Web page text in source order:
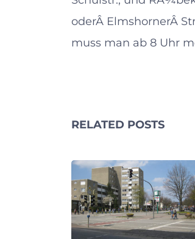
oderÂ ElmshornerÂ
muss man ab 8 Uhr
RELATED POSTS